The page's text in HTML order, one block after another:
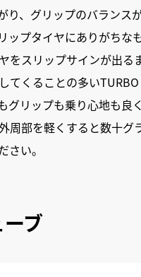
り、グリップのバラン
ップタイヤにありがち
をスリップサインが出る
てくることの多い
グリップも乗り心地も良
周部を軽くすると数十
さい。
ブ